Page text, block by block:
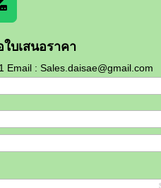
ใบเสนอราคา
Email : Sales.daisae@gmail.com